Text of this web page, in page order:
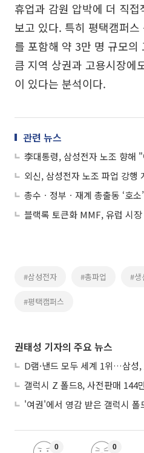
휴업과 감원 압박에 더 직
보고 있다. 특히 평택캠퍼
를 포함해 약 3만 명 규모의
큼 지역 상권과 고용시장에
이 있다는 분석이다.
관련 뉴스
블랙록 토큰화 MMF, 유럽 시장
#삼성전자 #총파업 #생
#평택캠퍼스
권태성 기자의 주요 뉴스
0 0